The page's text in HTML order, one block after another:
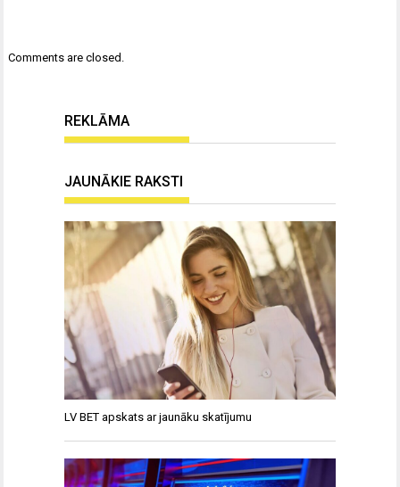
Comments are closed.
REKLĀMA
JAUNĀKIE RAKSTI
LV BET apskats ar jaunāku skatījumu